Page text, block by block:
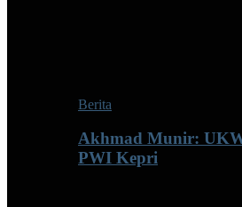
Berita
Akhmad Munir:
PWI Kepri